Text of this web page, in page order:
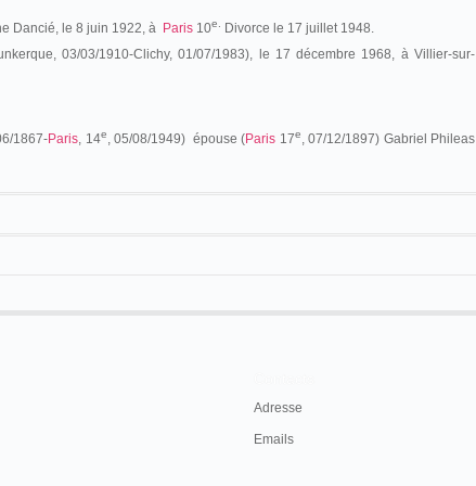
Dancié, le 8 juin 1922, à Paris 10e.
Divorce le 17 juillet 1948.
03/03/1910-Clichy, 01/07/1983), le 17 décembre 1968, à Villier-sur-
1867-Paris, 14e, 05/08/1949) épouse (Paris 17e, 07/12/1897) Gabriel Phileas
interminables années, quatre années de
Adresse
Emails